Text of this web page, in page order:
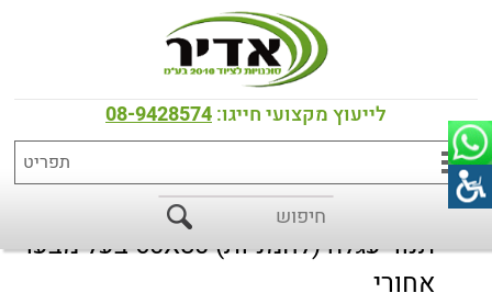
לייעוץ מקצועי חייגו:08-9428574
כל המוצרים>תנורים>תנורי FORNI FIORINI איטליה
תנור עגלה דגם ROTOR
תנור עגלה (לחמניות) 60X80 בעל מבער
אחורי